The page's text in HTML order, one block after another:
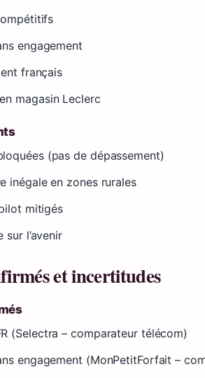
engagement
français
magasin Leclerc
(pas de dépassement)
inégale en zones rurales
mitigés
sur l’avenir
et incertitudes
(Selectra – comparateur télécom)
engagement (MonPetitForfait –